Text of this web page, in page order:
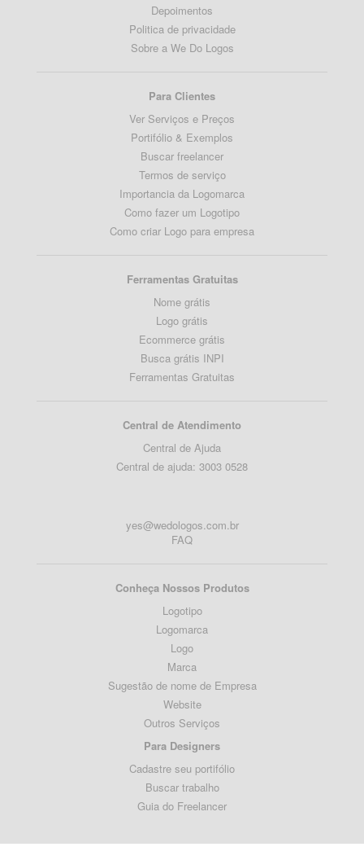
Depoimentos
Politica de privacidade
Sobre a We Do Logos
Para Clientes
Ver Serviços e Preços
Portifólio & Exemplos
Buscar freelancer
Termos de serviço
Importancia da Logomarca
Como fazer um Logotipo
Como criar Logo para empresa
Ferramentas Gratuitas
Nome grátis
Logo grátis
Ecommerce grátis
Busca grátis INPI
Ferramentas Gratuitas
Central de Atendimento
Central de Ajuda
Central de ajuda: 3003 0528
yes@wedologos.com.br
FAQ
Conheça Nossos Produtos
Logotipo
Logomarca
Logo
Marca
Sugestão de nome de Empresa
Website
Outros Serviços
Para Designers
Cadastre seu portifólio
Buscar trabalho
Guia do Freelancer